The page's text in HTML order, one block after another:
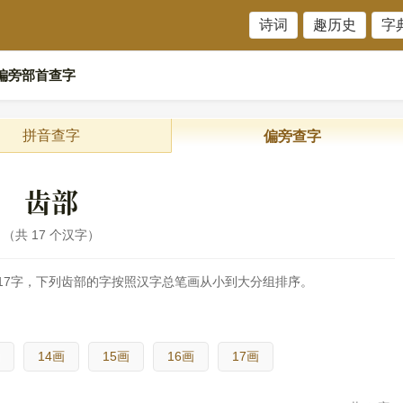
诗词 趣历史 字
旁部首查字
拼音查字 偏旁查字
齿部
共 17 个汉字
，下列齿部的字按照汉字总笔画从小到大分组排序。
14画 15画 16画 17画